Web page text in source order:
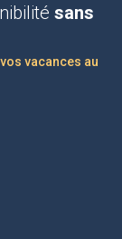
sans
vacances au